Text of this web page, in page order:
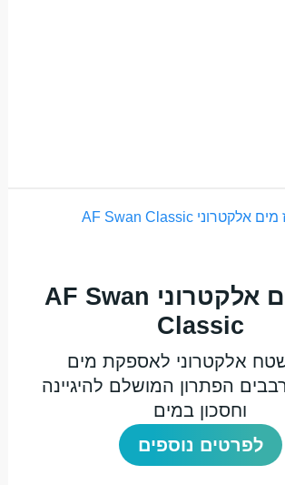
ברז מים אלקטרוני AF Swan
Classic
אלקטרוני לאספקת מים
הפתרון המושלם להיגיינה
וחסכון במים
לפרטים נוספים